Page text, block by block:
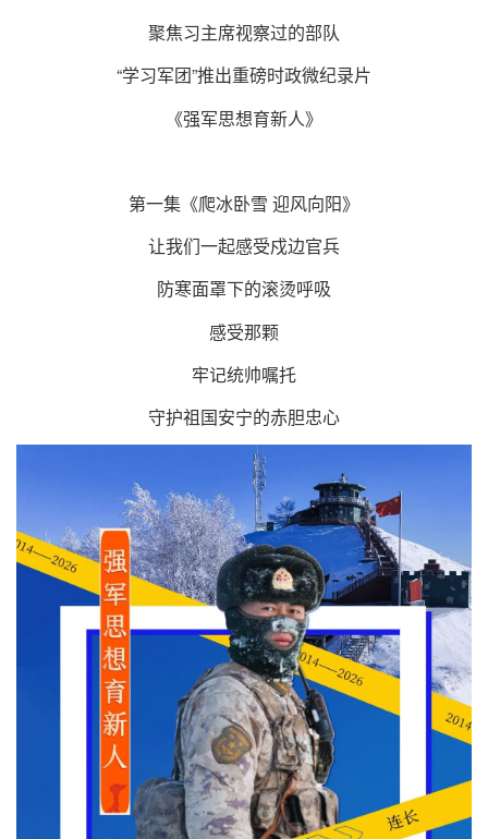
聚焦习主席视察过的部队
“学习军团”推出重磅时政微纪录片
《强军思想育新人》
第一集《爬冰卧雪 迎风向阳》
让我们一起感受戍边官兵
防寒面罩下的滚烫呼吸
感受那颗
牢记统帅嘱托
守护祖国安宁的赤胆忠心